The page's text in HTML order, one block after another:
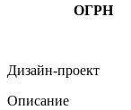
ОГРН
Дизайн-проект
Описание